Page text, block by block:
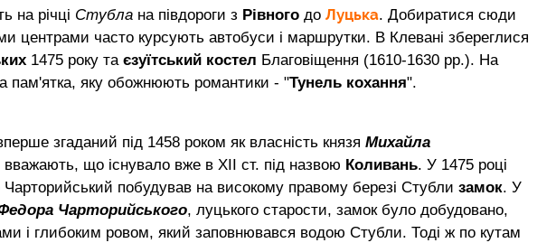
на річці Стубла на півдороги з Рівного до Луцька. Добиратися сюди
центрами часто курсують автобуси і маршрутки. В Клевані збереглися
1475 року та єзуїтський костел Благовіщення (1610-1630 рр.). На
пам'ятка, яку обожнюють романтики - "Тунель кохання".
згаданий під 1458 роком як власність князя Михайла
вважають, що існувало вже в ХІІ ст. під назвою Коливань. У 1475 році
побудував на високому правому березі Стубли замок. У
Чарторийського, луцького старости, замок було добудовано,
і глибоким ровом, який заповнювався водою Стубли. Тоді ж по кутам